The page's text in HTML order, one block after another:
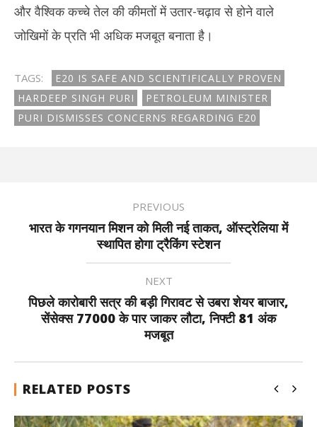
और वैश्विक कच्चे तेल की कीमतों में उतार-चढ़ाव से होने वाले
जोखिमों के प्रति भी अधिक मजबूत बनाता है।
TAGS:
E20 IS SAFE AND SCIENTIFICALLY PROVEN
HARDEEP SINGH PURI
PETROLEUM MINISTER
PURI DISMISSES CONCERNS REGARDING E20
PREVIOUS
भारत के गगनयान मिशन को मिली नई ताकत, ऑस्ट्रेलिया में
स्थापित होगा ट्रैकिंग स्टेशन
NEXT
पिछले कारोबारी सत्र की बड़ी गिरावट से उबरा शेयर बाजार,
सेंसेक्स 77000 के पार जाकर लौटा, निफ्टी 81 अंक
मजबूत
RELATED POSTS